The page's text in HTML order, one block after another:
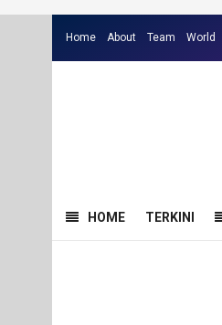
Home About Team World
HOME TERKINI